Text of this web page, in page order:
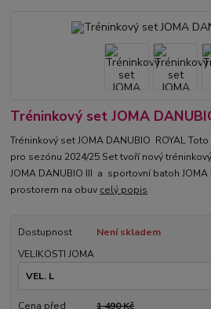
Tréninkový set JOMA
Tréninkový set JOMA DANUBIO ROYAL
pro sezónu 2024/25 Set tvoří nový
JOMA DANUBIO III a sportovní batoh JOMA
prostorem na obuv celý popis
Dostupnost
Není skladem
VELIKOSTI JOMA
Cena před
1 490 Kč